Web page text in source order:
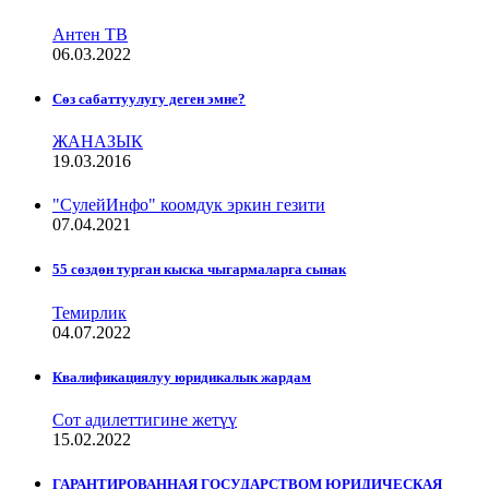
Антен ТВ
06.03.2022
Сѳз сабаттуулугу деген эмне?
ЖАНАЗЫК
19.03.2016
"СулейИнфо" коомдук эркин гезити
07.04.2021
55 сөздөн турган кыска чыгармаларга сынак
Темирлик
04.07.2022
Квалификациялуу юридикалык жардам
Сот адилеттигине жетүү
15.02.2022
ГАРАНТИРОВАННАЯ ГОСУДАРСТВОМ ЮРИДИЧЕСКАЯ